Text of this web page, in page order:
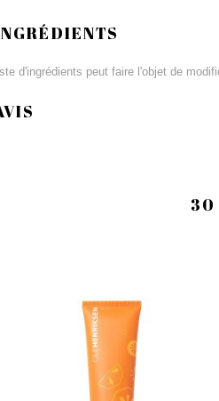
d'ingrédients peut faire l'objet de
30